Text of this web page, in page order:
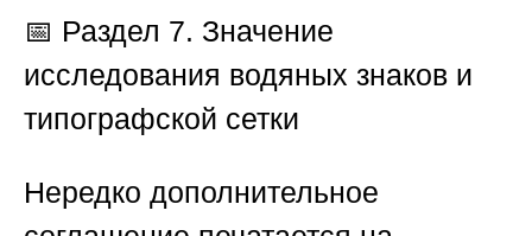
📅 Раздел 7. Значение
исследования водяных знаков и
типографской сетки
Нередко дополнительное